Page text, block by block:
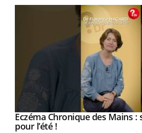
Youtube
Eczéma Chronique des Mains :
pour l’été !Youtube